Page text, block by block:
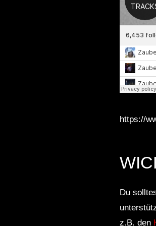
https://
Du
z.B. den